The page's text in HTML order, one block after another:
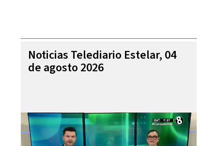
Noticias Telediario Estelar, 04
de agosto 2026